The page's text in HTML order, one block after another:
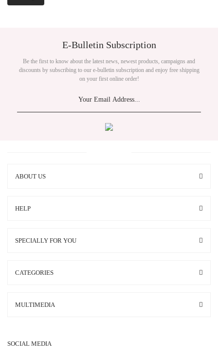
E-Bulletin Subscription
Be the first to know about the latest news, newest products, campaigns and
discounts by subscribing to our e-bulletin subscription and enjoy free shipping
on your first online order!
ABOUT US
HELP
SPECIALLY FOR YOU
CATEGORIES
MULTIMEDIA
SOCIAL MEDIA